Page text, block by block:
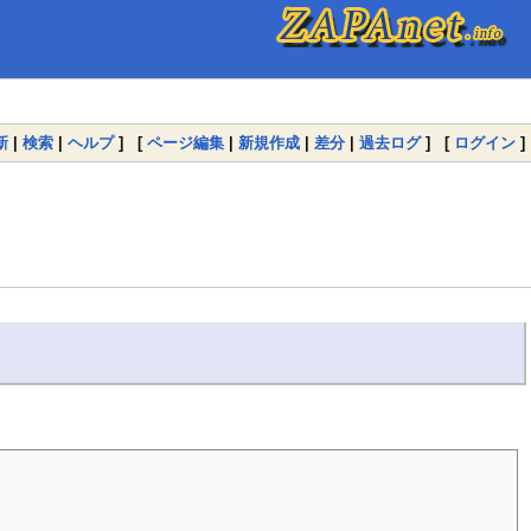
| 検索 | ヘルプ] [ ページ編集 | 新規作成 | 差分 | 過去ログ] [ ログイン ]